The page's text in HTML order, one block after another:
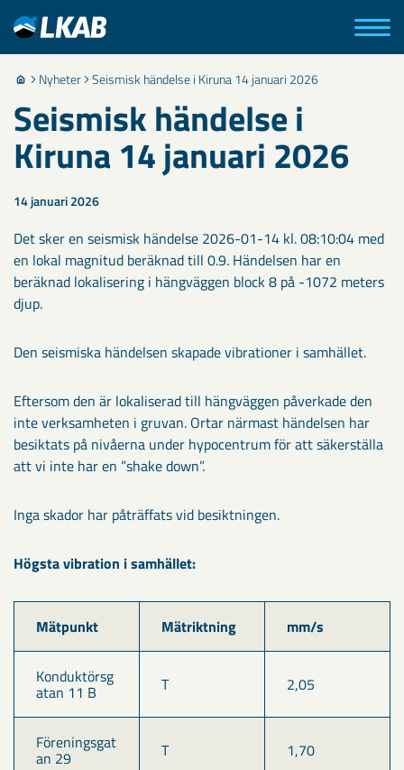
Nyheter Seismisk händelse i Kiruna 14 januari 2026
Seismisk händelse i
Kiruna 14 januari 2026
14 januari 2026
Det sker en seismisk händelse 2026-01-14 kl. 08:10:04 med
en lokal magnitud beräknad till 0.9. Händelsen har en
beräknad lokalisering i hängväggen block 8 på -1072 meters
djup.
Den seismiska händelsen skapade vibrationer i samhället.
Eftersom den är lokaliserad till hängväggen påverkade den
inte verksamheten i gruvan. Ortar närmast händelsen har
besiktats på nivåerna under hypocentrum för att säkerställa
att vi inte har en ”shake down”.
Inga skador har påträffats vid besiktningen.
Högsta vibration i samhället:
Mätpunkt Mätriktning mm/s
Konduktörsg
atan 11 B T 2,05
Föreningsgat
an 29 T 1,70